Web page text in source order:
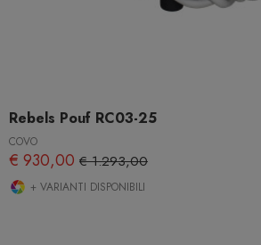
Rebels Pouf RC03-25
COVO
€ 930,00 € 1.293,00
+ VARIANTI DISPONIBILI